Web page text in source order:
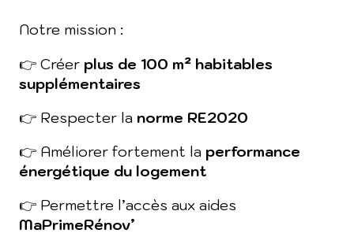
Notre mission :
👉 Créer plus de 100 m² habitables
supplémentaires
👉 Respecter la norme RE2020
👉 Améliorer fortement la performance
énergétique du logement
👉 Permettre l’accès aux aides
MaPrimeRénov’